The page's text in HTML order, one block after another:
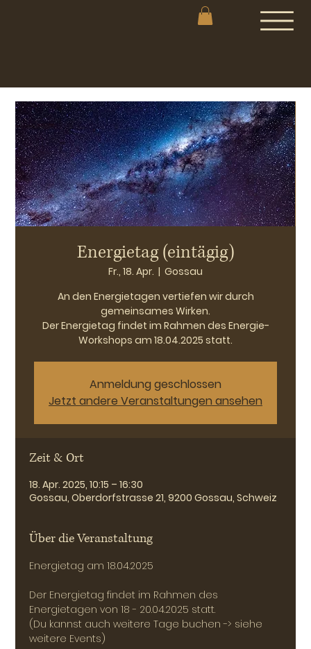
Energietag (eintägig)
Fr., 18. Apr.
  |
Gossau
An den Energietagen vertiefen wir durch
gemeinsames Wirken.
Der Energietag findet im Rahmen des Energie-
Workshops am 18.04.2025 statt.
Anmeldung geschlossen
Jetzt andere Veranstaltungen ansehen
Zeit & Ort
18. Apr. 2025, 10:15 – 16:30
Gossau, Oberdorfstrasse 21, 9200 Gossau, Schweiz
Über die Veranstaltung
Energietag am 18.04.2025
Der Energietag findet im Rahmen des
Energietagen von 18 - 20.04.2025 statt.
(Du kannst auch weitere Tage buchen -> siehe
weitere Events)